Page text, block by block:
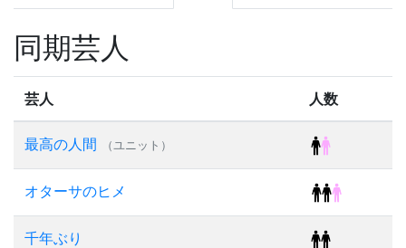
同期芸人
芸人 人数
最高の人間 （ユニット）
オターサのヒメ
千年ぶり